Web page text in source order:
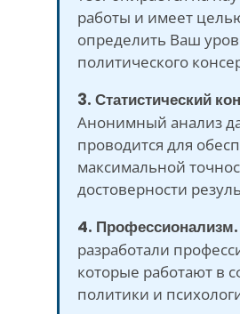
работы и имеет
определить Ваш
политического
3. Статистический
Анонимный анализ
проводится для
максимальной
достоверности
4. Профессионализм.
разработали
которые работают в
политики и